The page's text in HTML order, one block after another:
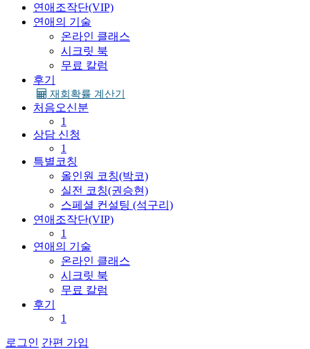
연애조작단(VIP)
연애의 기술
온라인 클래스
시크릿 북
무료 칼럼
후기
재회확률 계산기
처음오신분
1
상담 신청
1
특별코칭
올인원 코칭(박코)
실전 코칭(권승현)
스페셜 컨설팅 (석구리)
연애조작단(VIP)
1
연애의 기술
온라인 클래스
시크릿 북
무료 칼럼
후기
1
로그인 간편 가입